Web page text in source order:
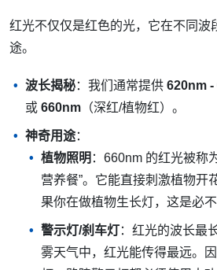
红光不仅仅是红色的光，它在不同波
途。
波长揭秘：我们通常提供 620nm
或 660nm （深红/植物红）。
神奇用途：
植物照明 ：660nm 的红光被称
营养餐”。它能直接刺激植物开
果你在做植物生长灯，这是必不
警示灯/刹车灯：红光的波长最
雾天气中，红光能传得最远。